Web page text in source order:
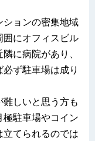
ションの密集地域
囲にオフィスビル
に病院があり、
ず駐車場は成り
しいと思う方も
極駐車場やコイン
てられるのでは